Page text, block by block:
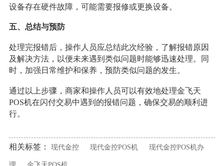
设备存在硬件故障，可能需要报修或更换设备。
五、总结与预防
处理完报错后，操作人员应总结此次经验，了解报错原因
及解决方法，以便未来遇到类似问题时能够迅速处理。同
时，加强日常维护和保养，预防类似问题的发生。
通过以上步骤，商家和操作人员可以有效地处理金飞天
POS机在闪付交易中遇到的报错问题，确保交易的顺利进
行。
相关标签： 现代金控 现代金控POS机 现代金控POS机办